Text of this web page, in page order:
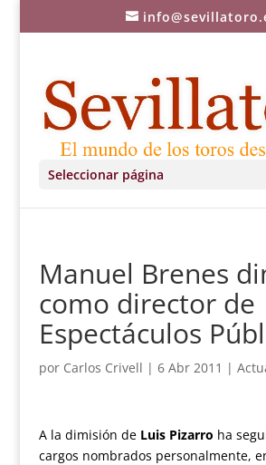
Seleccionar página
Manuel Brenes
como director de
Espectáculos
por Carlos Crivell | 6 Abr 2011 |
A la dimisión de Luis Pizarro ha
cargos nombrados personalmente,